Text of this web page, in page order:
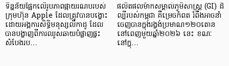
ទិន្នន័យផ្អែកលើរូបភាពផ្កាយរណបរបស់
ក្រុមហ៊ុន Apple ដែលត្រូវបានបង្ហោះ
ដោយអង្គការសិទ្ធិមនុស្សលីកាដូ ដែល
បានបង្ហាញពីការឈូសឆាយបំផ្លាញផ្ទះ
សំបែងរប…
ផលិតផលម៉ាកសម្គាល់ភូមិសាស្ត្រ (GI) ដ៏
ល្បីរបស់កម្ពុជា គឺម្រេចកំពត រំពឹងអាចនាំ
ចេញបានក្នុងរង្វង់ប្រមាណ១២០តោន
នៅពេញមួយឆ្នាំ២០២៦ នេះ ខណៈ
នៅក្នុ…